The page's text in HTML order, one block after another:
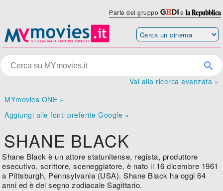
Parte del gruppo e
Vai alla ricerca avanzata »
MYmovies ONE »
Aggiungi alle fonti preferite Google »
SHANE BLACK
Shane Black è un attore statunitense, regista, produttore
esecutivo, scrittore, sceneggiatore, è nato il 16 dicembre 1961
a Pittsburgh, Pennsylvania (USA). Shane Black ha oggi 64
anni ed è del segno zodiacale Sagittario.